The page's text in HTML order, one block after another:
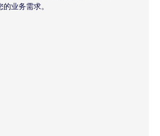
业务需求。